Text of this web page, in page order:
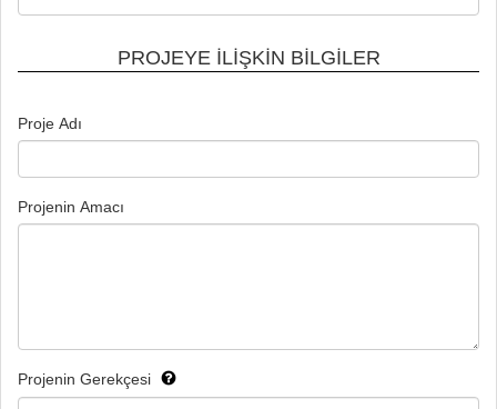
PROJEYE İLİŞKİN BİLGİLER
Proje Adı
Projenin Amacı
Projenin Gerekçesi